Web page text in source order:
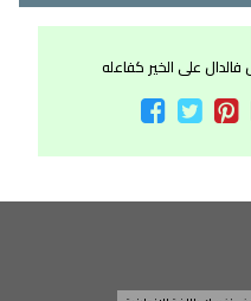
على الخير كفاعله